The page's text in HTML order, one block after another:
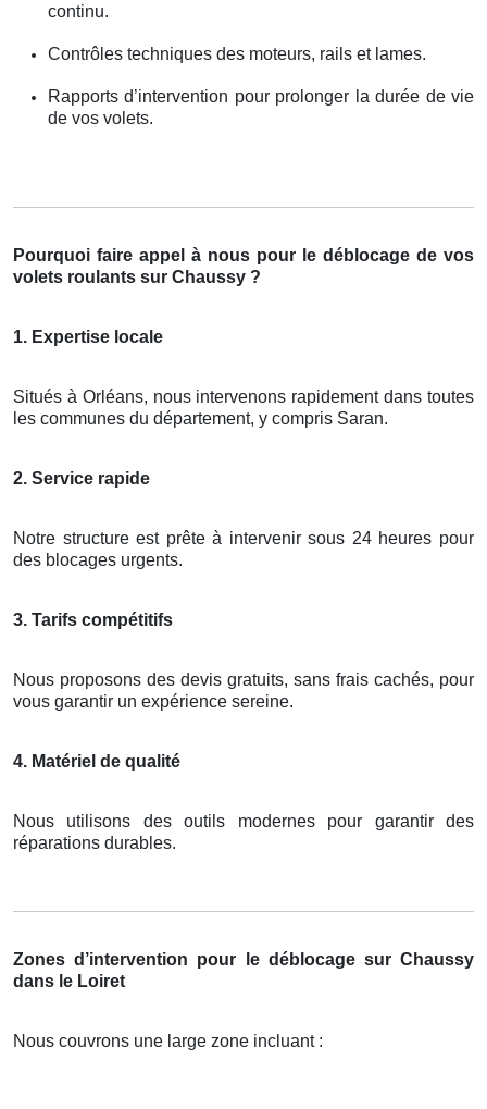
continu.
Contrôles techniques des moteurs, rails et lames.
Rapports d’intervention pour prolonger la durée de vie
de vos volets.
Pourquoi faire appel à nous pour le déblocage de vos
volets roulants sur Chaussy ?
1. Expertise locale
Situés à Orléans, nous intervenons rapidement dans toutes
les communes du département, y compris Saran.
2. Service rapide
Notre structure est prête à intervenir sous 24 heures pour
des blocages urgents.
3. Tarifs compétitifs
Nous proposons des devis gratuits, sans frais cachés, pour
vous garantir un expérience sereine.
4. Matériel de qualité
Nous utilisons des outils modernes pour garantir des
réparations durables.
Zones d’intervention pour le déblocage sur Chaussy
dans le Loiret
Nous couvrons une large zone incluant :